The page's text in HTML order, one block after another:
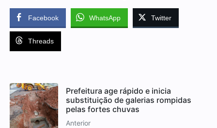
Facebook WhatsApp Twitter
Threads
Prefeitura age rápido e inicia
substituição de galerias rompidas
pelas fortes chuvas
Anterior